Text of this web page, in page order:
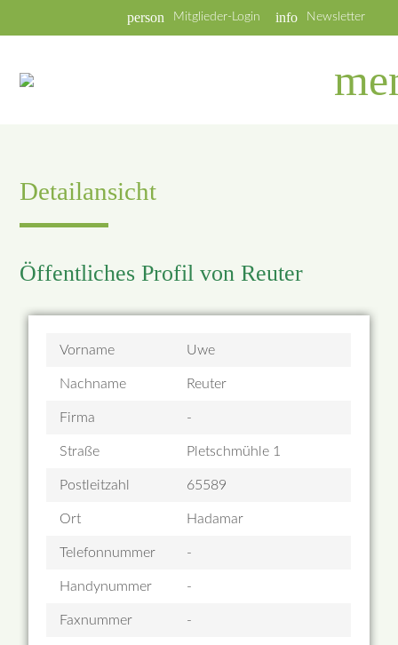
info Newsletter
person Mitglieder-Login
Detailansicht
Öffentliches Profil von Reuter
Vorname Uwe
Nachname Reuter
Firma -
Straße Pletschmühle 1
Postleitzahl 65589
Ort Hadamar
Telefonnummer -
Handynummer -
Faxnummer -